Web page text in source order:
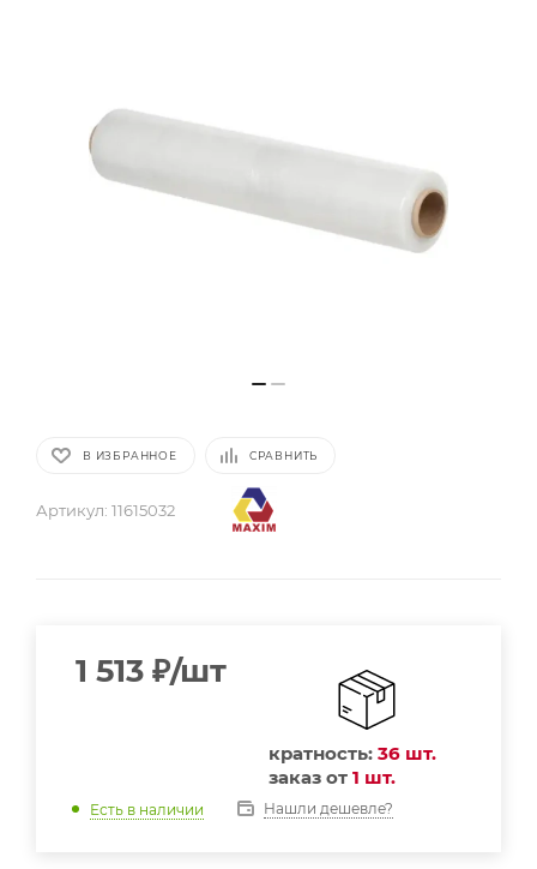
В ИЗБРАННОЕ СРАВНИТЬ
Артикул: 11615032
1 513 ₽/шт
кратность: 36 шт.
заказ от 1 шт.
Есть в наличии Нашли дешевле?